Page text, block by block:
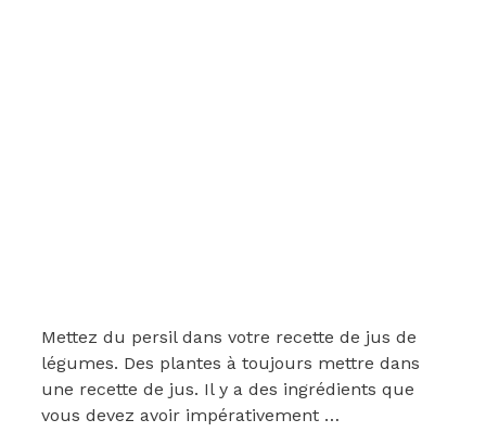
Mettez du persil dans votre recette de jus de
légumes. Des plantes à toujours mettre dans
une recette de jus. Il y a des ingrédients que
vous devez avoir impérativement …